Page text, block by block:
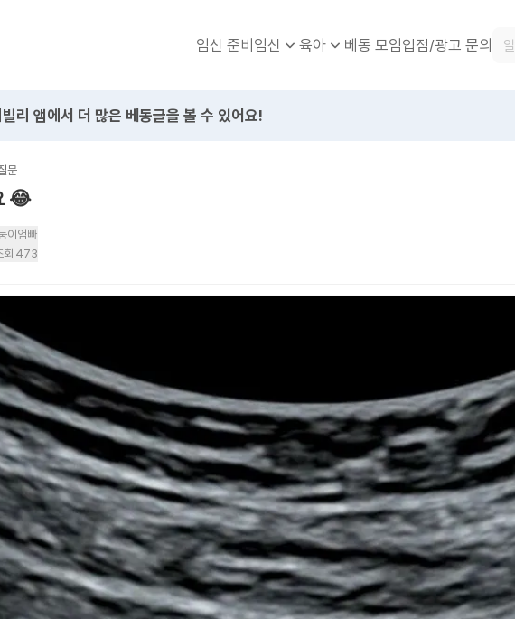
임신 준비임신 육아 베동 모임입점/광고 문의
리 앱에서 더 많은 베동글을 볼 수 있어요!
문
😂
이엄빠
회 473